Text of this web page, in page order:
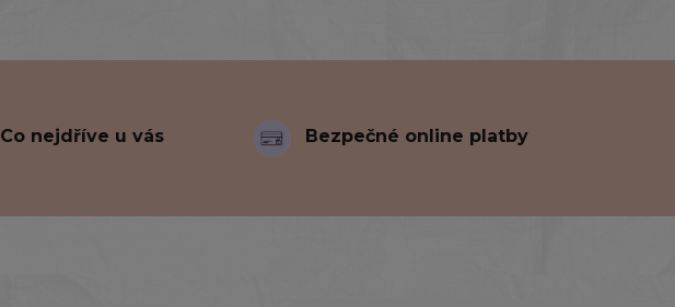
Co nejdříve u vás Bezpečné online platby